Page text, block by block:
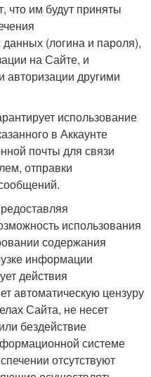
что им будут приняты
(логина и пароля),
на Сайте, и
другими
использование
в Аккаунте
почты для связи
отправки
использования
содержания
информации
действия
автоматическую цензуру
Сайта, не несет
бездействие
системе
отсутствуют